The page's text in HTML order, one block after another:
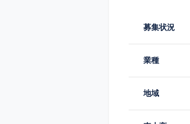
募集状況
業種
地域